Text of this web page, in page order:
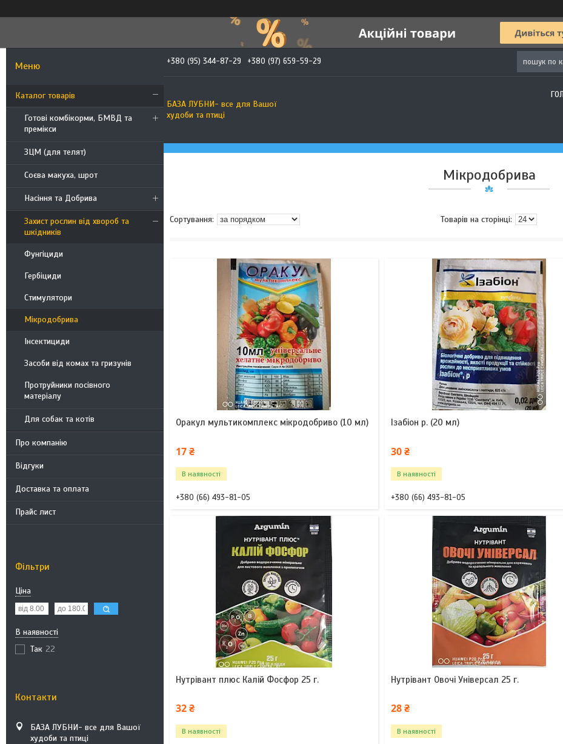
Каталог товарів
Готові комбікорми, БМВД та
премікси
ЗЦМ (для телят)
Соєва макуха, шрот
Насіння та Добрива
Захист рослин від хвороб та
шкідників
Фунгіциди
Гербіциди
Стимулятори
Мікродобрива
Інсектициди
Засоби від комах та гризунів
Протруйники посівного
матеріалу
Для собак та котів
Про компанію
Відгуки
Доставка та оплата
Прайс лист
Фільтри
Ціна
В наявності
Так 22
Контакти
БАЗА ЛУБНИ- все для Вашої
худоби та птиці
+380 (95) 344-87-29 +380 (97) 659-59-29
БАЗА ЛУБНИ- все для Вашої
худоби та птиці
Мікродобрива
Оракул мультикомплекс мікродобриво (10 мл)
17 ₴
В наявності
+380 (66) 493-81-05
Ізабіон р. (20 мл)
30 ₴
В наявності
+380 (66) 493-81-05
Нутрівант плюс Калій Фосфор 25 г.
32 ₴
В наявності
Нутрівант Овочі Універсал 25 г.
28 ₴
В наявності